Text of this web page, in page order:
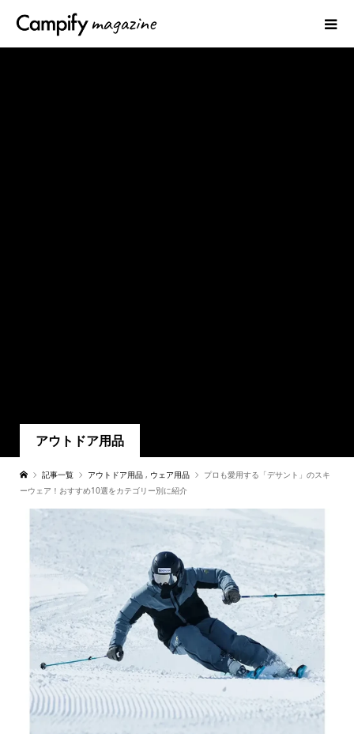
アウトドア用品
記事一覧 アウトドア用品 , ウェア用品
プロも愛用する「デサント」のスキ
ーウェア！おすすめ10選をカテゴリー別に紹介